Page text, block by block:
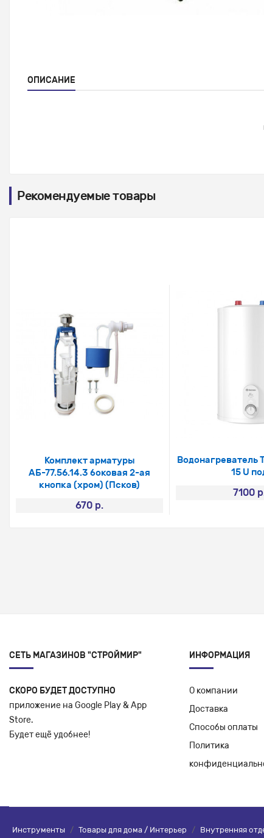
ОПИСАНИЕ
Рекомендуемые товары
Комплект арматуры
АБ-77.56.14.3 боковая 2-ая
кнопка (хром) (Псков)
670 р.
Водонагреватель
15 U
7100
СЕТЬ МАГАЗИНОВ "СТРОЙМИР"
СКОРО БУДЕТ ДОСТУПНО
приложение на Google Play & App
Store.
Будет ещё удобнее!
ИНФОРМАЦИЯ
О компании
Доставка
Способы оплаты
Политика
Инструменты / Товары для дома / Интерьер / Внутренняя